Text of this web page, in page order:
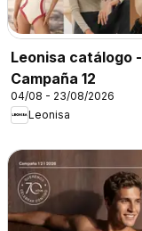
Leonisa catálogo -
Campaña 12
04/08 - 23/08/2026
Leonisa